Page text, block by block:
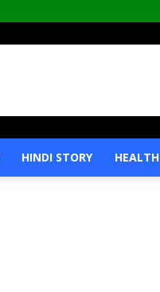
HINDI STORY HEALTH